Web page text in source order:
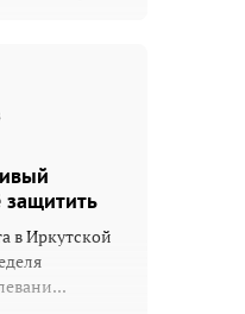
защитить
в Иркутской